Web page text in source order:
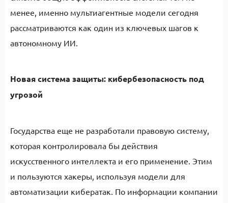
менее, именно мультиагентные модели сегодня
рассматриваются как один из ключевых шагов к
автономному ИИ.
Новая система защиты: кибербезопасность под
угрозой
Государства еще не разработали правовую систему,
которая контролировала бы действия
искусственного интеллекта и его применение. Этим
и пользуются хакеры, используя модели для
автоматизации кибератак. По информации компании